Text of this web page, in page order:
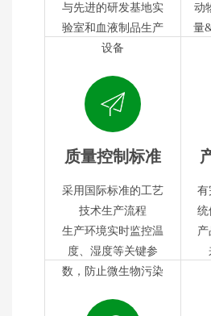
与先进的研发基地实
验室和血液制品生产
设备
动
量
质量控制标准
采用国际标准的工艺
技术生产流程
生产环境实时监控温
度、湿度等关键参
数，防止微生物污染
有
统